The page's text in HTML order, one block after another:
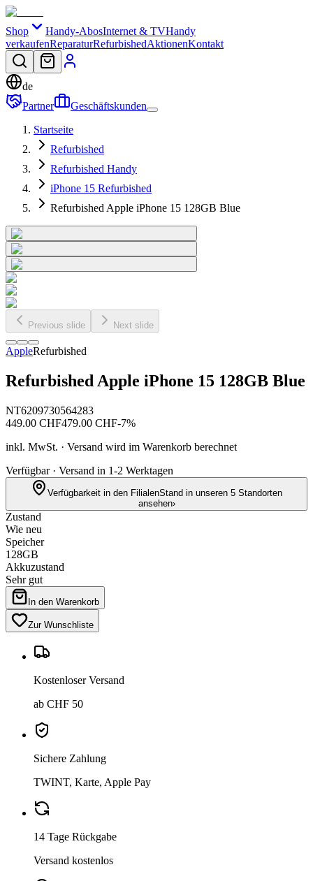
Shop Handy-AbosInternet & TVHandy
verkaufenReparaturRefurbishedAktionenKontakt
de
Partner
Geschäftskunden
Startseite
Refurbished
Refurbished Handy
iPhone 15 Refurbished
Refurbished Apple iPhone 15 128GB Blue
Previous slide Next slide
AppleRefurbished
Refurbished Apple iPhone 15 128GB Blue
NT6209730564283
449.00 CHF479.00 CHF-7%
inkl. MwSt. · Versand wird im Warenkorb berechnet
Verfügbar · Versand in 1-2 Werktagen
Verfügbarkeit in den FilialenStand in unseren 5 Standorten
ansehen›
Zustand
Wie neu
Speicher
128GB
Akkuzustand
Sehr gut
In den Warenkorb
Zur Wunschliste
Kostenloser Versand
ab CHF 50
Sichere Zahlung
TWINT, Karte, Apple Pay
14 Tage Rückgabe
Versand kostenlos